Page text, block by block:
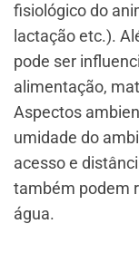
fisiológico do
lactação etc.).
pode ser
alimentação,
Aspectos
umidade do
acesso e
também podem
água.